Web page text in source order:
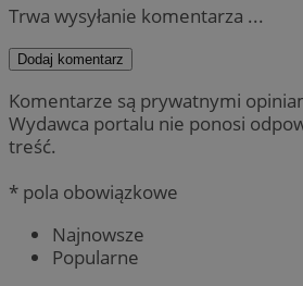
Trwa wysyłanie komentarza ...
Dodaj komentarz
Komentarze są prywatnymi
Wydawca portalu nie ponosi
treść.
* pola obowiązkowe
Najnowsze
Popularne